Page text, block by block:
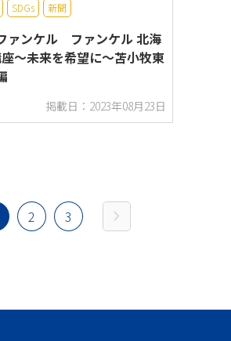
SDGs 新聞
ァンケル ファンケル 北海
～未来を希望に～苫小牧東
掲載日：2023年08月23日
2 3 chevron_right